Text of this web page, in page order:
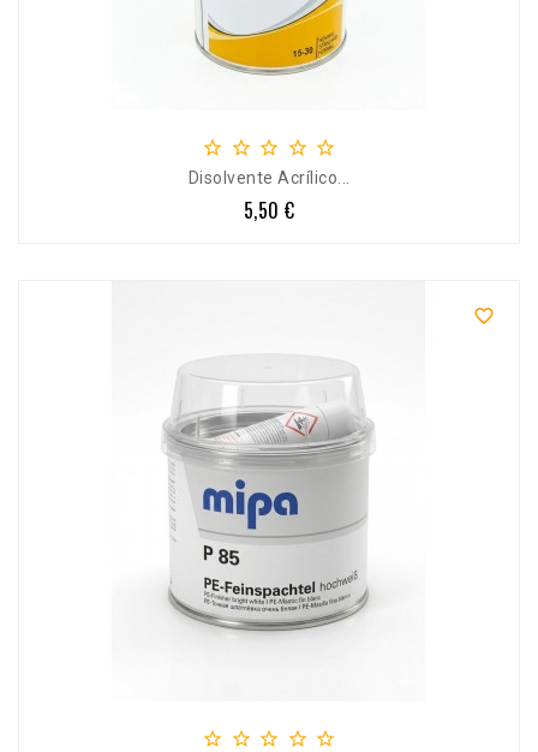
    
Disolvente Acrílico...
Precio
5,50 €

    